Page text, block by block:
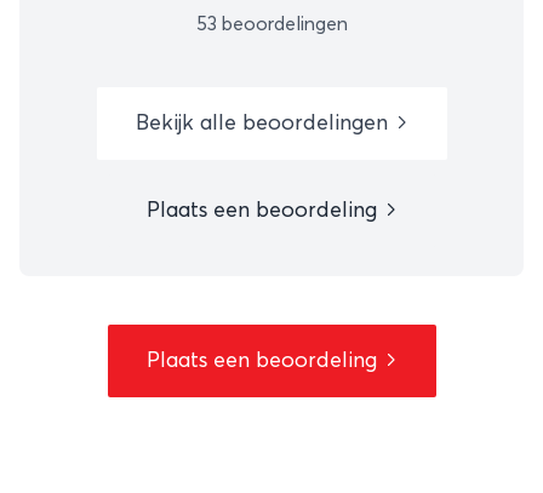
53 beoordelingen
Bekijk alle beoordelingen
Plaats een beoordeling
Plaats een beoordeling